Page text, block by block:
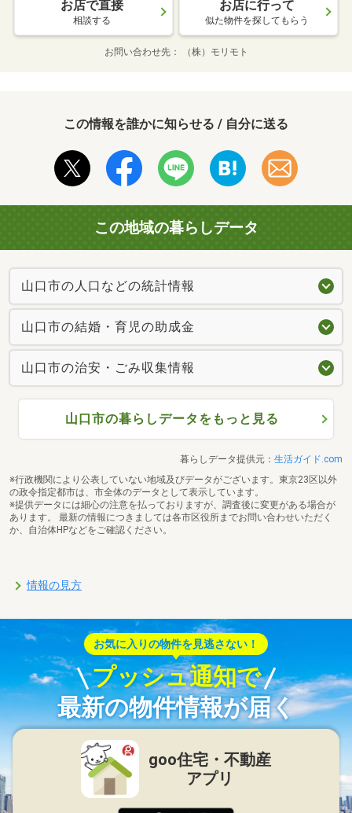
お店で直接
相談する
お店に行って
似た物件を探してもらう
お問い合わせ先 （株）モリモト
この情報を誰かに知らせる / 自分に送る
この地域の暮らしデータ
山口市の人口などの統計情報
山口市の結婚・育児の助成金
山口市の治安・ごみ収集情報
山口市の暮らしデータをもっと見る
暮らしデータ提供元： 生活ガイド.com
※行政機関により公表していない地域及びデータがございます。東京23区以外
の政令指定都市は、市全体のデータとして表示しています。
※提供データには細心の注意を払っておりますが、調査後に変更がある場合が
あります。 最新の情報につきましては各市区役所までお問い合わせいただく
か、自治体HPなどをご確認ください。
情報の見方
お気に入りの物件を見逃さない！
プッシュ通知で
最新の物件情報が届く
goo住宅・不動産
アプリ